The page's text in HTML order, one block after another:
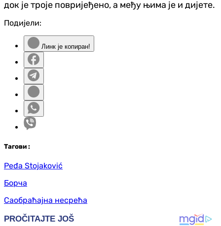
док је троје повријеђено, а међу њима је и дијете.
Подијели:
Линк је копиран!
Тагови :
Peđa Stojaković
Борча
Саобраћајна несрећа